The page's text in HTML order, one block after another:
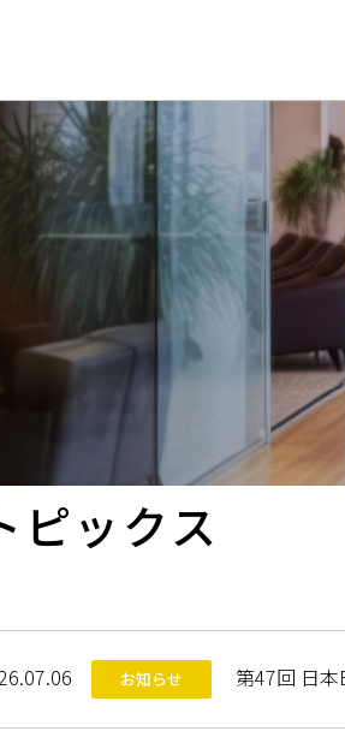
ピックス
お知らせ 第47回 日